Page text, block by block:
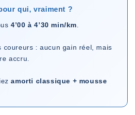
qui, vraiment ?
4’00 à 4’30 min/km
coureurs : aucun gain réel, mais
accru.
amorti classique + mousse